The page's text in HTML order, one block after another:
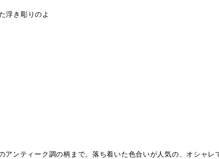
浮き彫りのよ
ンティーク調の柄まで。落ち着いた色合いが人気の、オシャレ